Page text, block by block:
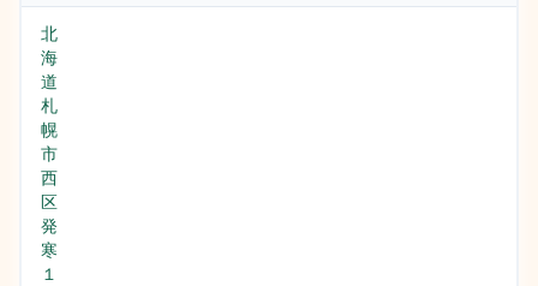
北
海
道
札
幌
市
西
区
発
寒
１